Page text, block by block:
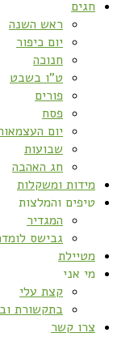
חגים
ראש השנה
יום כיפור
חנוכה
ט”ו בשבט
פורים
פסח
יום
שבועות
חג האהבה
מידות ומשקלות
טיפים והמלצות
המגדיר
גבישס
מטיילת
מי אני
קצת עלי
בתקשורת
צרו קשר